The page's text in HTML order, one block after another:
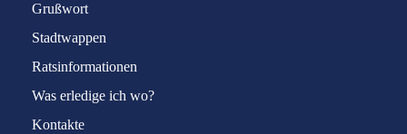
Grußwort
Stadtwappen
Ratsinformationen
Was erledige ich wo?
Kontakte